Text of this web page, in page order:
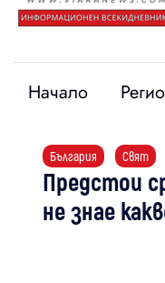
Начало
България Свят
Предстои
не знае